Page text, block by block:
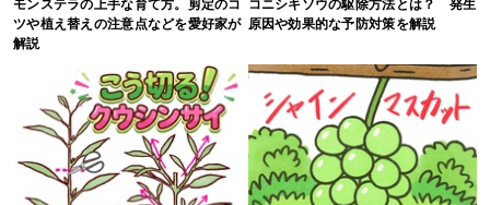
モンステラの上手な育て方。剪定のコ
ツや植え替えの注意点などを愛好家が
解説
コニシキソウの駆除方法とは？ 発生
原因や効果的な予防対策を解説